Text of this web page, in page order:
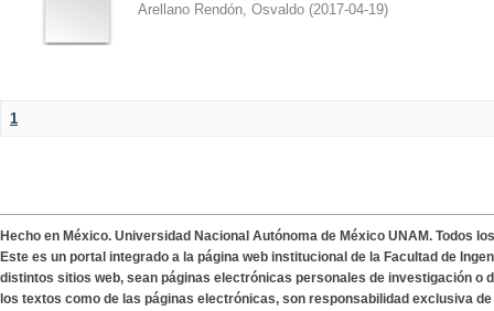
Arellano Rendón, Osvaldo (2017-04-19)
1
Hecho en México. Universidad Nacional Autónoma de México UNAM. Todos
Este es un portal integrado a la página web institucional de la Facultad de
distintos sitios web, sean páginas electrónicas personales de investigación o
los textos como de las páginas electrónicas, son responsabilidad exclusiva